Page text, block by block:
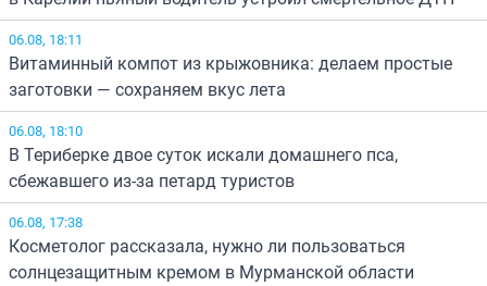
06.08, 18:11
Витаминный компот из крыжовника: делаем простые
заготовки — сохраняем вкус лета
06.08, 18:10
В Териберке двое суток искали домашнего пса,
сбежавшего из-за петард туристов
06.08, 17:38
Косметолог рассказала, нужно ли пользоваться
солнцезащитным кремом в Мурманской области